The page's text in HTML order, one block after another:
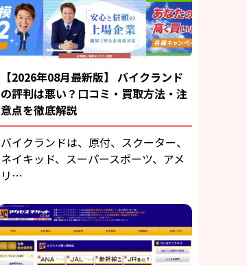
【2026年08月最新版】 バイクランド
の評判は悪い？口コミ・買取方法・注
意点を徹底解説
バイクランドは、原付、スクーター、
ネイキッド、スーパースポーツ、アメ
リ…